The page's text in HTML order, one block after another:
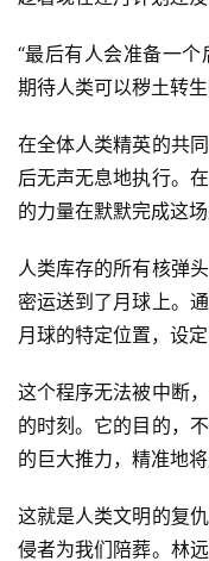
“最后有人会准备一
期待人类可以秽土转
在全体人类精英的共
后无声无息地执行。
的力量在默默完成这场
人类库存的所有核弹
密运送到了月球上。
月球的特定位置，设
这个程序无法被中断
的时刻。它的目的，
的巨大推力，精准地
这就是人类文明的复
侵者为我们陪葬。林